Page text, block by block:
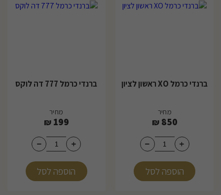
ברנדי כרמל XO ראשון לציון
מחיר
850
₪
הוספה לסל
ברנדי כרמל 777 דה לוקס
מחיר
199
₪
הוספה לסל